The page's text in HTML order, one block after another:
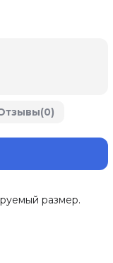
(0)
размер.